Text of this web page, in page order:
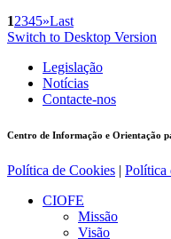
12345»Last
Switch to Desktop Version
Legislação
Notícias
Contacte-nos
Centro de Informação e Orientação
Política de Cookies | Política
CIOFE
Missão
Visão